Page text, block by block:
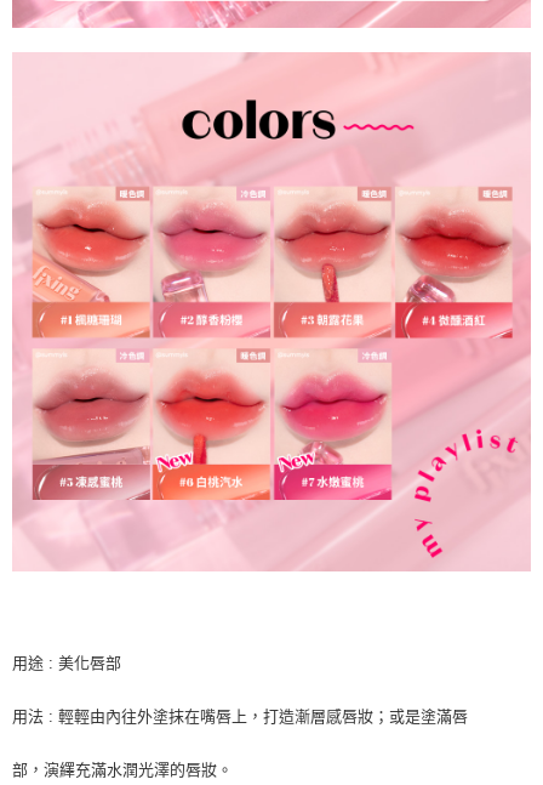
用途 : 美化唇部
用法 : 輕輕由內往外塗抹在嘴唇上，打造漸層感唇妝；或是塗滿唇
部，演繹充滿水潤光澤的唇妝。